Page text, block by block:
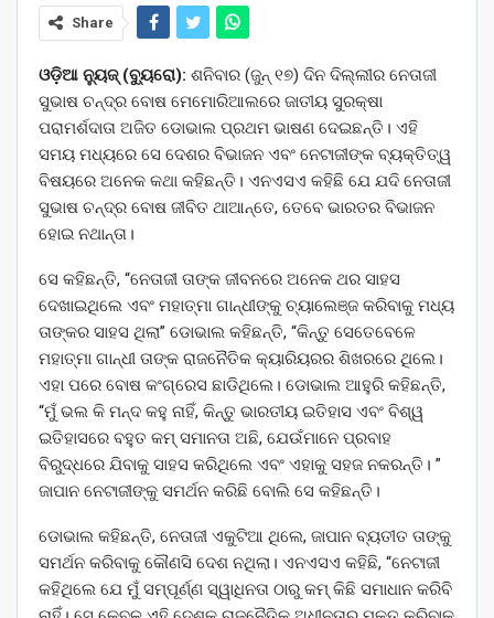
Share
ଓଡ଼ିଆ ନ୍ୟୁଜ୍ (ବ୍ୟୁରୋ): ଶନିବାର (ଜୁନ୍ ୧୭) ଦିନ ଦିଲ୍ଲୀର ନେତାଜୀ
ସୁଭାଷ ଚନ୍ଦ୍ର ବୋଷ ମେମୋରିଆଲରେ ଜାତୀୟ ସୁରକ୍ଷା
ପରାମର୍ଶଦାତା ଅଜିତ ଡୋଭାଲ ପ୍ରଥମ ଭାଷଣ ଦେଇଛନ୍ତି। ଏହି
ସମୟ ମଧ୍ୟରେ ସେ ଦେଶର ବିଭାଜନ ଏବଂ ନେଟାଜୀଙ୍କ ବ୍ୟକ୍ତିତ୍ୱ
ବିଷୟରେ ଅନେକ କଥା କହିଛନ୍ତି। ଏନଏସଏ କହିଛି ଯେ ଯଦି ନେତାଜୀ
ସୁଭାଷ ଚନ୍ଦ୍ର ବୋଷ ଜୀବିତ ଥାଆନ୍ତେ, ତେବେ ଭାରତର ବିଭାଜନ
ହୋଇ ନଥାନ୍ତା।
ସେ କହିଛନ୍ତି, “ନେତାଜୀ ତାଙ୍କ ଜୀବନରେ ଅନେକ ଥର ସାହସ
ଦେଖାଇଥିଲେ ଏବଂ ମହାତ୍ମା ଗାନ୍ଧୀଙ୍କୁ ଚ୍ୟାଲେଞ୍ଜ କରିବାକୁ ମଧ୍ୟ
ତାଙ୍କର ସାହସ ଥିଲା” ଡୋଭାଲ କହିଛନ୍ତି, “କିନ୍ତୁ ସେତେବେଳେ
ମହାତ୍ମା ଗାନ୍ଧୀ ତାଙ୍କ ରାଜନୈତିକ କ୍ୟାରିୟରର ଶିଖରରେ ଥିଲେ।
ଏହା ପରେ ବୋଷ କଂଗ୍ରେସ ଛାଡିଥିଲେ। ଡୋଭାଲ ଆହୁରି କହିଛନ୍ତି,
“ମୁଁ ଭଲ କି ମନ୍ଦ କହୁ ନାହିଁ, କିନ୍ତୁ ଭାରତୀୟ ଇତିହାସ ଏବଂ ବିଶ୍ୱ
ଇତିହାସରେ ବହୁତ କମ୍ ସମାନତା ଅଛି, ଯେଉଁମାନେ ପ୍ରବାହ
ବିରୁଦ୍ଧରେ ଯିବାକୁ ସାହସ କରିଥିଲେ ଏବଂ ଏହାକୁ ସହଜ ନକରନ୍ତି। ”
ଜାପାନ ନେଟାଜୀଙ୍କୁ ସମର୍ଥନ କରିଛି ବୋଲି ସେ କହିଛନ୍ତି।
ଡୋଭାଲ କହିଛନ୍ତି, ନେତାଜୀ ଏକୁଟିଆ ଥିଲେ, ଜାପାନ ବ୍ୟତୀତ ତାଙ୍କୁ
ସମର୍ଥନ କରିବାକୁ କୌଣସି ଦେଶ ନଥିଲା। ଏନଏସଏ କହିଛି, “ନେଟାଜୀ
କହିଥିଲେ ଯେ ମୁଁ ସମ୍ପୂର୍ଣ୍ଣ ସ୍ୱାଧିନତା ଠାରୁ କମ୍ କିଛି ସମାଧାନ କରିବି